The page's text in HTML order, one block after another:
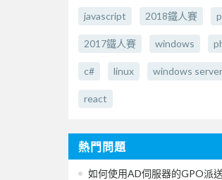
javascript 2018鐵人賽
2017鐵人賽 windows
c# linux windows server
react
熱門問題
如何使用AD伺服器的GPO派